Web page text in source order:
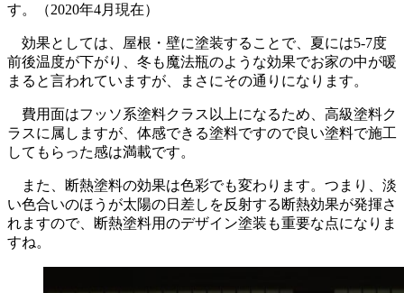
す。（2020年4月現在）
効果としては、屋根・壁に塗装することで、夏には5-7度
前後温度が下がり、冬も魔法瓶のような効果でお家の中が暖
まると言われていますが、まさにその通りになります。
費用面はフッソ系塗料クラス以上になるため、高級塗料ク
ラスに属しますが、体感できる塗料ですので良い塗料で施工
してもらった感は満載です。
また、断熱塗料の効果は色彩でも変わります。つまり、淡
い色合いのほうが太陽の日差しを反射する断熱効果が発揮さ
れますので、断熱塗料用のデザイン塗装も重要な点になりま
すね。